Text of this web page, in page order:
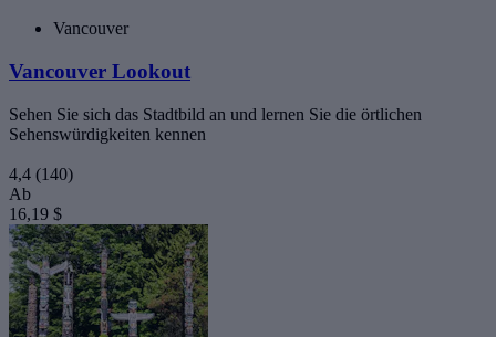
Vancouver
Vancouver Lookout
Sehen Sie sich das Stadtbild an und lernen Sie die örtlichen
Sehenswürdigkeiten kennen
4,4 (140)
Ab
16,19 $